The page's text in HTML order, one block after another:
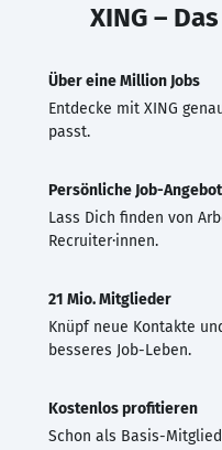
XING –
Über eine Million Jobs
Entdecke mit XING
passt.
Persönliche Job-
Lass Dich finden von
Recruiter·innen.
21 Mio. Mitglieder
Knüpf neue Kontakte
besseres Job-Leben.
Kostenlos profitieren
Schon als Basis-